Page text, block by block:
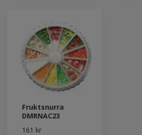
Fruktsnurra
DMRNAC23
161 kr